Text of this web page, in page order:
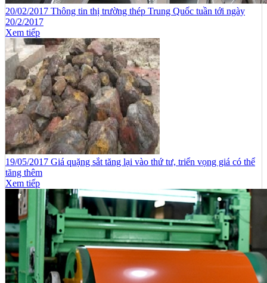
20/02/2017 Thông tin thị trường thép Trung Quốc tuần tới ngày
20/2/2017
Xem tiếp
19/05/2017 Giá quặng sắt tăng lại vào thứ tư, triển vọng giá có thể
tăng thêm
Xem tiếp